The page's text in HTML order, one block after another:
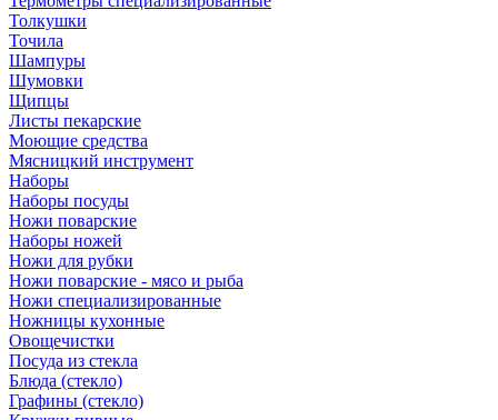
Толкушки
Точила
Шампуры
Шумовки
Щипцы
Листы пекарские
Моющие средства
Мясницкий инструмент
Наборы
Наборы посуды
Ножи поварские
Наборы ножей
Ножи для рубки
Ножи поварские - мясо и рыба
Ножи специализированные
Ножницы кухонные
Овощечистки
Посуда из стекла
Блюда (стекло)
Графины (стекло)